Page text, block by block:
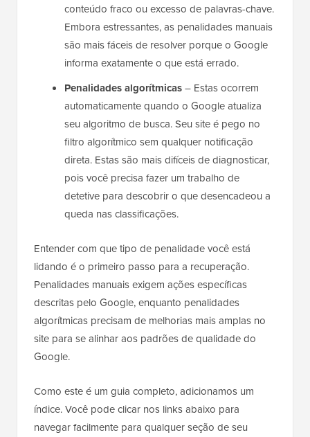
conteúdo fraco ou excesso de palavras-chave.
Embora estressantes, as penalidades manuais
são mais fáceis de resolver porque o Google
informa exatamente o que está errado.
Penalidades algorítmicas– Estas ocorrem
automaticamente quando o Google atualiza
seu algoritmo de busca. Seu site é pego no
filtro algorítmico sem qualquer notificação
direta. Estas são mais difíceis de diagnosticar,
pois você precisa fazer um trabalho de
detetive para descobrir o que desencadeou a
queda nas classificações.
Entender com que tipo de penalidade você está
lidando é o primeiro passo para a recuperação.
Penalidades manuais exigem ações específicas
descritas pelo Google, enquanto penalidades
algorítmicas precisam de melhorias mais amplas no
site para se alinhar aos padrões de qualidade do
Google.
Como este é um guia completo, adicionamos um
índice. Você pode clicar nos links abaixo para
navegar facilmente para qualquer seção de seu